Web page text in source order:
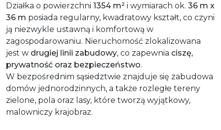
Działka o powierzchni 1354 m² i wymiarach ok. 36 m x
36 m posiada regularny, kwadratowy kształt, co czyni
ją niezwykle ustawną i komfortową w
zagospodarowaniu. Nieruchomość zlokalizowana
jest w drugiej linii zabudowy, co zapewnia ciszę,
prywatność oraz bezpieczeństwo.
W bezpośrednim sąsiedztwie znajduje się zabudowa
domów jednorodzinnych, a także rozległe tereny
zielone, pola oraz lasy, które tworzą wyjątkowy,
malowniczy krajobraz.